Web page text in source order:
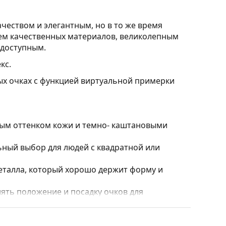
и элегантным, но в то же время
качественных материалов, великолепным
очках с функцией виртуальной примерки
оттенком кожи и темно- каштановыми
выбор для людей с квадратной или
который хорошо держит форму и
положение и посадку очков для